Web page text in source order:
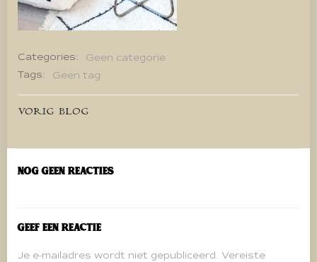
Categories:
Geen categorie
Tags:
Geen tag
Bericht
navigatie
VORIG BLOG
Nog geen reacties
Geef een reactie
Je e-mailadres wordt niet gepubliceerd. Vereiste